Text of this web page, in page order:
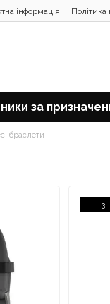
інформація Політика
за
браслети
3